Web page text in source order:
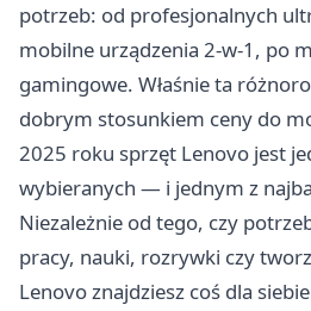
potrzeb: od profesjonalnych
mobilne urządzenia 2-w-1, po
gamingowe. Właśnie ta
dobrym stosunkiem ceny do
2025 roku sprzęt Lenovo jest
wybieranych — i jednym z
Niezależnie od tego, czy
pracy, nauki, rozrywki czy
Lenovo znajdziesz coś dla